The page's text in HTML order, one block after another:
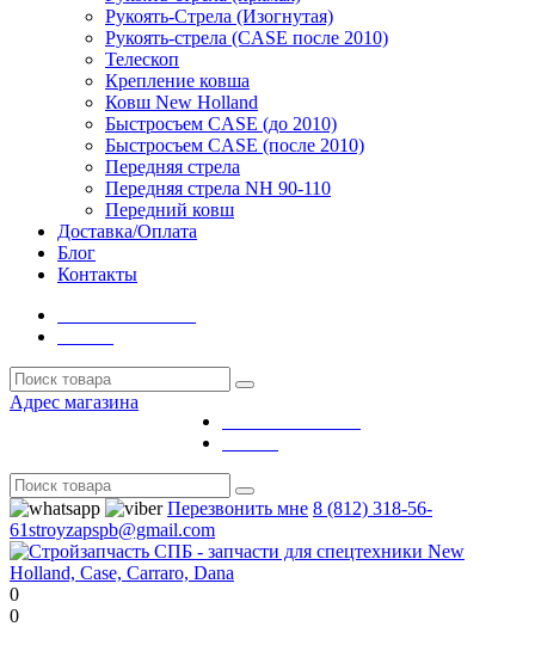
Рукоять-Стрела (Изогнутая)
Рукоять-стрела (CASE после 2010)
Телескоп
Крепление ковша
Ковш New Holland
Быстросъем CASE (до 2010)
Быстросъем CASE (после 2010)
Передняя стрела
Передняя стрела NH 90-110
Передний ковш
Доставка/Оплата
Блог
Контакты
Адрес магазина
Перезвонить мне 8 (812) 318-56-
61stroyzapspb@gmail.com
0
0